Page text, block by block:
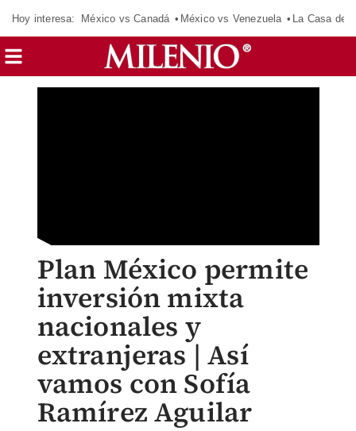
Hoy interesa: México vs Canadá México vs Venezuela La Casa de
Plan México permite
inversión mixta
nacionales y
extranjeras | Así
vamos con Sofía
Ramírez Aguilar